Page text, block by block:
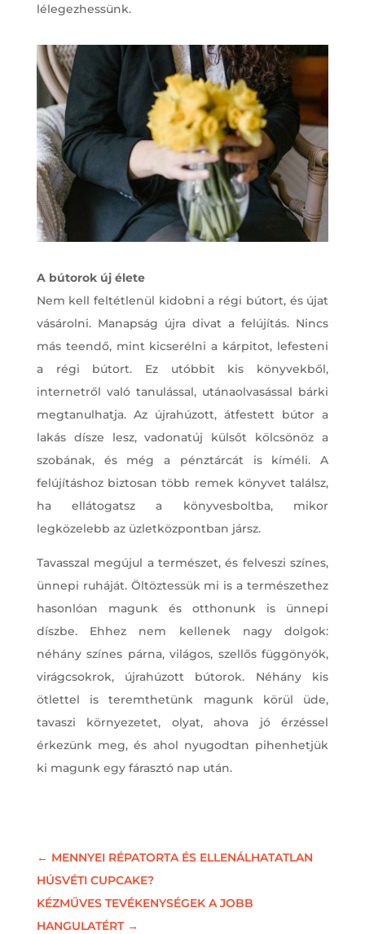
lélegezhessünk.
A bútorok új élete
Nem kell feltétlenül kidobni a régi bútort, és újat
vásárolni. Manapság újra divat a felújítás. Nincs
más teendő, mint kicserélni a kárpitot, lefesteni
a régi bútort. Ez utóbbit kis könyvekből,
internetről való tanulással, utánaolvasással bárki
megtanulhatja. Az újrahúzott, átfestett bútor a
lakás dísze lesz, vadonatúj külsőt kölcsönöz a
szobának, és még a pénztárcát is kíméli. A
felújításhoz biztosan több remek könyvet találsz,
ha ellátogatsz a könyvesboltba, mikor
legközelebb az üzletközpontban jársz.
Tavasszal megújul a természet, és felveszi színes,
ünnepi ruháját. Öltöztessük mi is a természethez
hasonlóan magunk és otthonunk is ünnepi
díszbe. Ehhez nem kellenek nagy dolgok:
néhány színes párna, világos, szellős függönyök,
virágcsokrok, újrahúzott bútorok. Néhány kis
ötlettel is teremthetünk magunk körül üde,
tavaszi környezetet, olyat, ahova jó érzéssel
érkezünk meg, és ahol nyugodtan pihenhetjük
ki magunk egy fárasztó nap után.
← MENNYEI RÉPATORTA ÉS ELLENÁLHATATLAN
HÚSVÉTI CUPCAKE?
KÉZMŰVES TEVÉKENYSÉGEK A JOBB
HANGULATÉRT→